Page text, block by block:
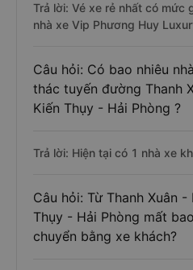
Trả lời: Vé xe rẻ nhất có mức
nhà xe Vip Phương Huy
Câu hỏi: Có bao nhiêu
thác tuyến đường Thanh
Kiến Thụy - Hải Phòng ?
Trả lời: Hiện tại có 1 nhà xe
Câu hỏi: Từ Thanh Xuân
Thụy - Hải Phòng mất
chuyển bằng xe khách?